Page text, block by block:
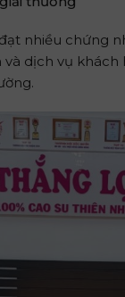
nhiều chứng
và dịch vụ khách